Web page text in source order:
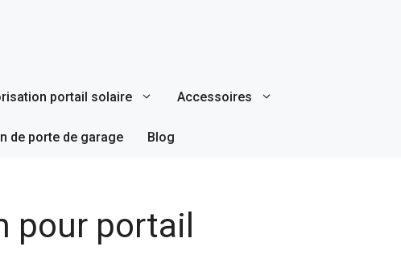
portail solaire Accessoires
de porte de garage Blog
pour portail